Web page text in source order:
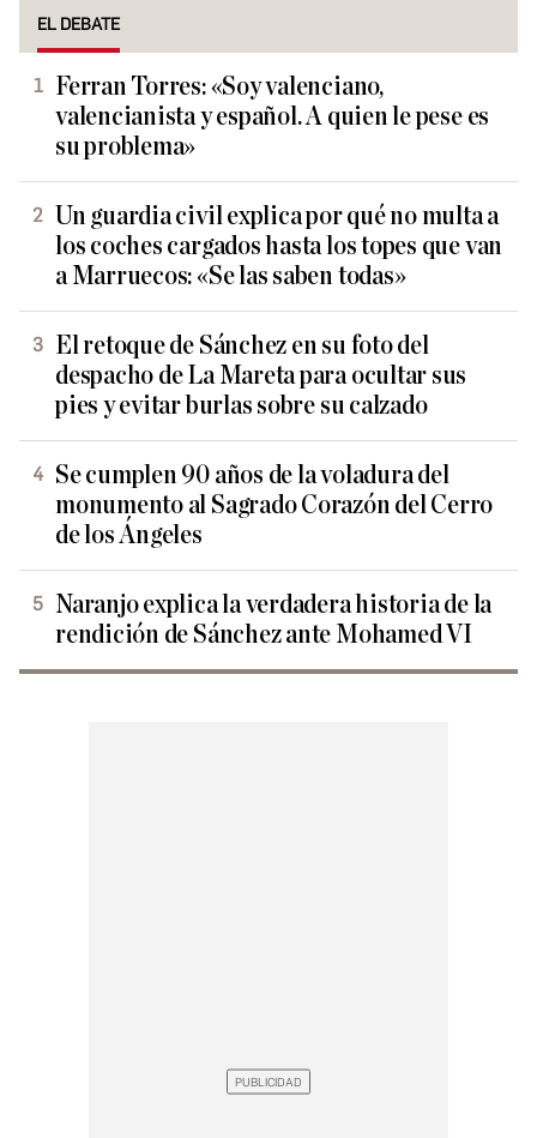
EL DEBATE
Ferran Torres: «Soy valenciano,
valencianista y español. A quien le pese es
su problema»
Un guardia civil explica por qué no multa a
los coches cargados hasta los topes que van
a Marruecos: «Se las saben todas»
El retoque de Sánchez en su foto del
despacho de La Mareta para ocultar sus
pies y evitar burlas sobre su calzado
Se cumplen 90 años de la voladura del
monumento al Sagrado Corazón del Cerro
de los Ángeles
Naranjo explica la verdadera historia de la
rendición de Sánchez ante Mohamed VI